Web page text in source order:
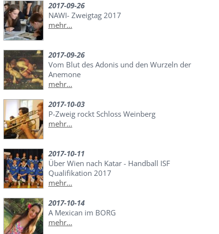
2017-09-26
NAWI- Zweigtag 2017
mehr...
2017-09-26
Vom Blut des Adonis und den Wurzeln der
Anemone
mehr...
2017-10-03
P-Zweig rockt Schloss Weinberg
mehr...
2017-10-11
Über Wien nach Katar - Handball ISF
Qualifikation 2017
mehr...
2017-10-14
A Mexican im BORG
mehr...